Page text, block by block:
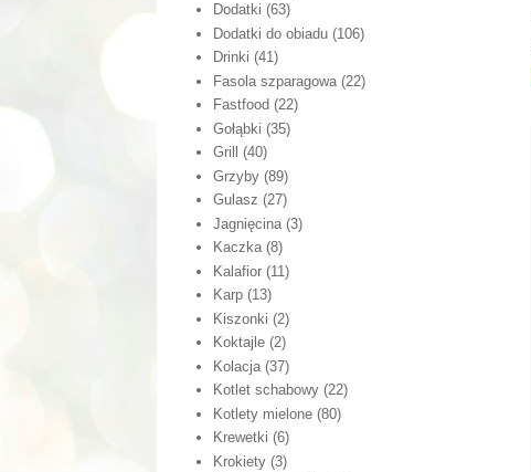
Dodatki (63)
Dodatki do obiadu (106)
Drinki (41)
Fasola szparagowa (22)
Fastfood (22)
Gołąbki (35)
Grill
(40)
Grzyby (89)
Gulasz (27)
Jagnięcina (3)
Kaczka (8)
Kalafior (11)
Karp (13)
Kiszonki (2)
Koktajle (2)
Kolacja (37)
Kotlet schabowy (22)
Kotlety mielone (80)
Krewetki (6)
Krokiety (3)